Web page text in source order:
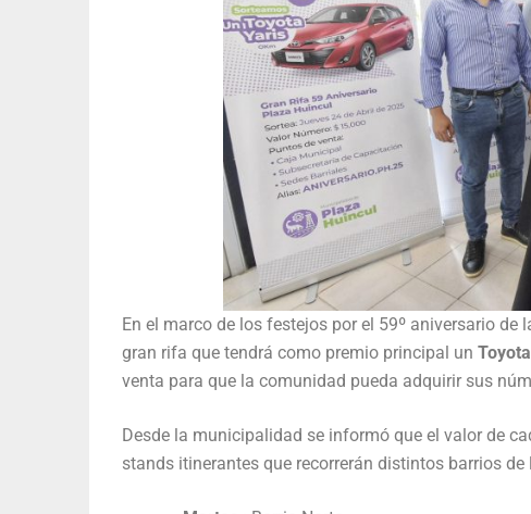
En el marco de los festejos por el 59º aniversario
gran rifa que tendrá como premio principal un
venta para que la comunidad pueda adquirir sus
Desde la municipalidad se informó que el valor de
stands itinerantes que recorrerán distintos barrios